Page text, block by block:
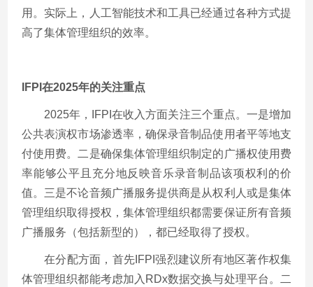
用。实际上，人工智能技术和工具已经通过各种方式提
高了集体管理组织的效率。
IFPI 在2025年的关注重点
2025年，IFPI在收入方面关注三个重点。一是增加
公共表演权市场渗透率，确保录音制品使用者平等地支
付使用费。二是确保集体管理组织制定的广播权使用费
率能够公平且充分地反映音乐录音制品该项权利的价
值。三是不论音频广播服务提供商是从权利人或是集体
管理组织取得授权，集体管理组织都需要保证所有音频
广播服务（包括新型的），都已经取得了授权。
在分配方面，首先IFPI强烈建议所有地区著作权集
体管理组织都能考虑加入RDx数据交换与处理平台。二